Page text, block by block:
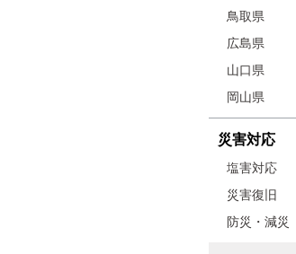
鳥取県
広島県
山口県
岡山県
災害対応
塩害対応
災害復旧
防災・減災